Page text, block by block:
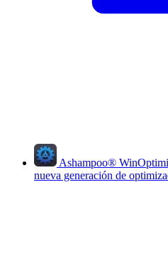
Ashampoo®
nueva generación de